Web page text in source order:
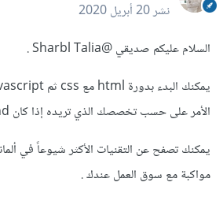
نشر20 أبريل 2020
السلام عليكم صديقي@Sharbl Talia
.
الأمر على حسب تخصصك الذي تريده إذا كان Frontend أو Backend.
يمكنك تصفح عن التقنيات الأكثر شيوعاً في
مواكبة مع سوق العمل عندك .